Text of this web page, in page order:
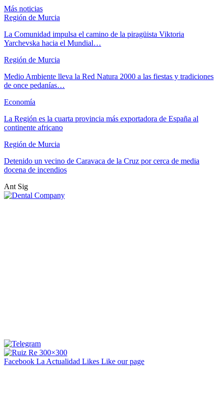
Más noticias
Región de Murcia
La Comunidad impulsa el camino de la piragüista Viktoria
Yarchevska hacia el Mundial…
Región de Murcia
Medio Ambiente lleva la Red Natura 2000 a las fiestas y tradiciones
de once pedanías…
Economía
La Región es la cuarta provincia más exportadora de España al
continente africano
Región de Murcia
Detenido un vecino de Caravaca de la Cruz por cerca de media
docena de incendios
Ant Sig
Facebook La Actualidad Likes Like our page